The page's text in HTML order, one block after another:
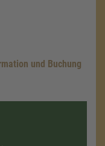
und Buchung